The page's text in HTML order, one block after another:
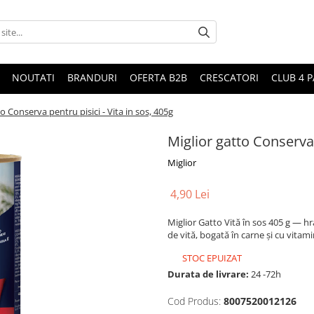
NOUTATI BRANDURI OFERTA B2B CRESCATORI CLUB 4
Conserva pentru pisici - Vita in sos, 405g
Miglior gatto
Miglior
4,90 Lei
Miglior Gatto Vită în sos 405 g —
de vită, bogată în carne și cu
STOC EPUIZAT
Durata de livrare: 24 -72h
Cod Produs: 8007520012126